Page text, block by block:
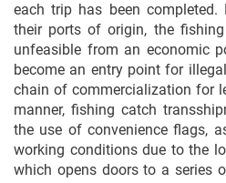
each trip has been
their ports of origin, the
unfeasible from an economic
become an entry point for
chain of commercialization for
manner, fishing catch
the use of convenience flags,
working conditions due to the
which opens doors to a series